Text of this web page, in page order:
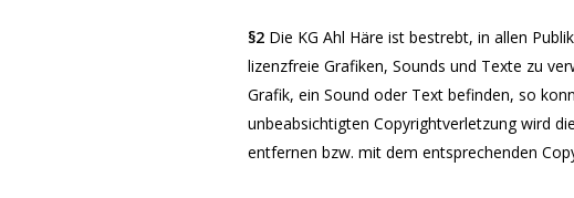
§2 Die KG Ahl Häre ist bestrebt, in allen
lizenzfreie Grafiken, Sounds und Texte zu
Grafik, ein Sound oder Text befinden, so
unbeabsichtigten Copyrightverletzung wird
entfernen bzw. mit dem entsprechenden